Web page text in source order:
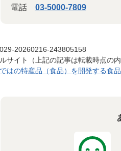
電話 03-5000-7809
20260216-243805158
サイト（上記の記事は転載時点の
はの特産品（食品）を開発する食